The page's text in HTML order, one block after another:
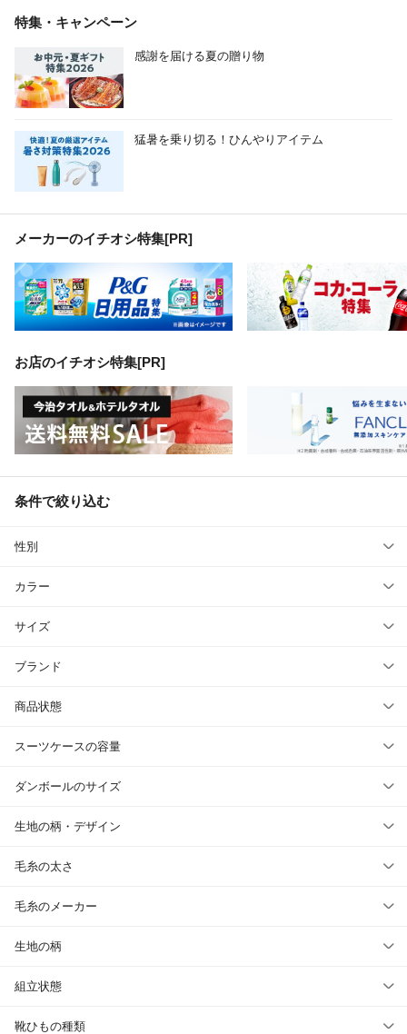
特集・キャンペーン
感謝を届ける夏の贈り物
猛暑を乗り切る！ひんやりアイテム
メーカーのイチオシ特集[PR]
お店のイチオシ特集[PR]
条件で絞り込む
性別
カラー
サイズ
ブランド
商品状態
スーツケースの容量
ダンボールのサイズ
生地の柄・デザイン
毛糸の太さ
毛糸のメーカー
生地の柄
組立状態
靴ひもの種類